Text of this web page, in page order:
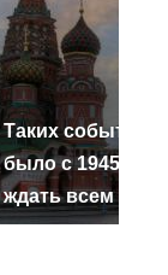
Таких событий не
было с 1945: чего
ждать всем нам?